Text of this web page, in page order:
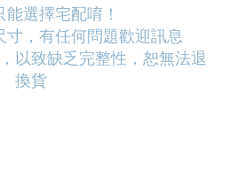
能選擇宅配唷！
寸，有任何問題歡迎訊息
以致缺乏完整性，恕無法退
換貨